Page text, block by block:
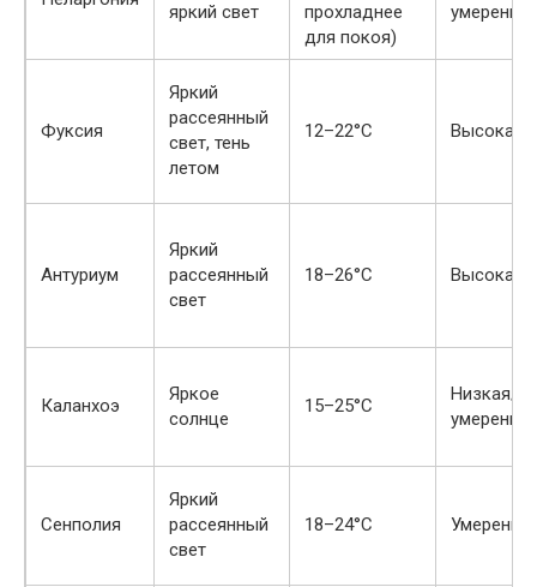
яркий свет
прохладнее
для покоя)
умеренная
Фуксия
Яркий
рассеянный
свет, тень
летом
12–22°C Высокая
Антуриум
Яркий
рассеянный
свет
18–26°C Высокая
Каланхоэ
Яркое
солнце
15–25°C
Низкая/
умеренная
Сенполия
Яркий
рассеянный
свет
18–24°C